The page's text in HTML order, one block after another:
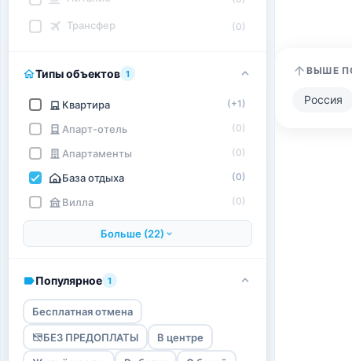
Трансфер (0)
Типы объектов 1
Квартира (+1)
Апарт-отель (0)
Апартаменты (0)
База отдыха (0)
Вилла (0)
Больше (22)
Популярное 1
Бесплатная отмена
БЕЗ ПРЕДОПЛАТЫ В центре
ВЫШЕ
Россия